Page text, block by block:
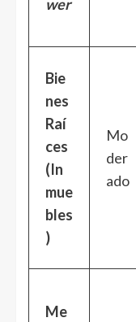
wer
Bie
nes
Raí
ces
(In
mue
bles
)
Mo
der
ado
Me